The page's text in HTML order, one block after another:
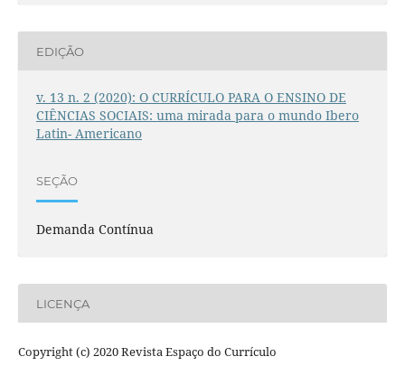
EDIÇÃO
v. 13 n. 2 (2020): O CURRÍCULO PARA O ENSINO DE
CIÊNCIAS SOCIAIS: uma mirada para o mundo Ibero
Latin- Americano
SEÇÃO
Demanda Contínua
LICENÇA
Copyright (c) 2020 Revista Espaço do Currículo